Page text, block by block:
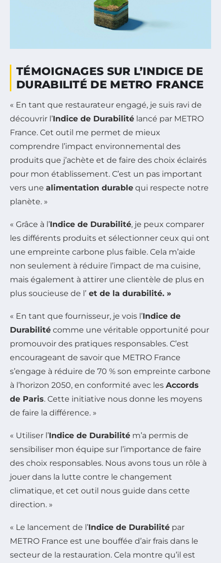
TÉMOIGNAGES SUR L’INDICE DE
DURABILITÉ DE METRO FRANCE
« En tant que restaurateur engagé, je suis ravi de
découvrir l’Indice de Durabilité lancé par METRO
France. Cet outil me permet de mieux
comprendre l’impact environnemental des
produits que j’achète et de faire des choix éclairés
pour mon établissement. C’est un pas important
vers une alimentation durable qui respecte notre
planète. »
« Grâce à l’Indice de Durabilité, je peux comparer
les différents produits et sélectionner ceux qui ont
une empreinte carbone plus faible. Cela m’aide
non seulement à réduire l’impact de ma cuisine,
mais également à attirer une clientèle de plus en
plus soucieuse de l’ et de la durabilité. »
« En tant que fournisseur, je vois l’Indice de
Durabilité comme une véritable opportunité pour
promouvoir des pratiques responsables. C’est
encourageant de savoir que METRO France
s’engage à réduire de 70 % son empreinte carbone
à l’horizon 2050, en conformité avec les Accords
de Paris. Cette initiative nous donne les moyens
de faire la différence. »
« Utiliser l’Indice de Durabilité m’a permis de
sensibiliser mon équipe sur l’importance de faire
des choix responsables. Nous avons tous un rôle à
jouer dans la lutte contre le changement
climatique, et cet outil nous guide dans cette
direction. »
« Le lancement de l’Indice de Durabilité par
METRO France est une bouffée d’air frais dans le
secteur de la restauration. Cela montre qu’il est